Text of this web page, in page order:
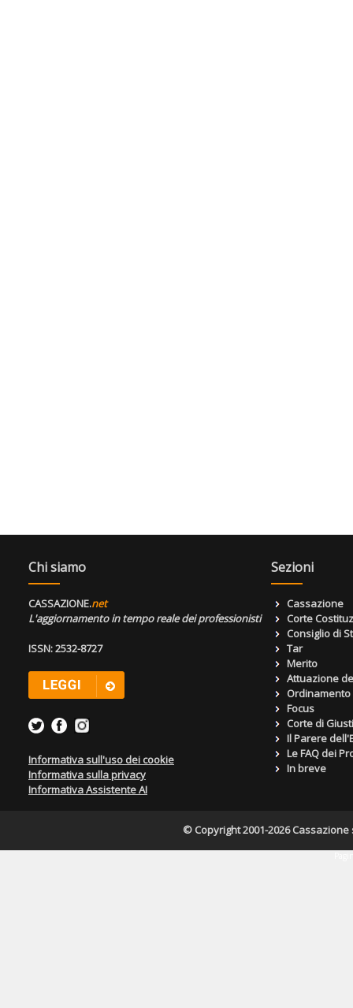
Chi siamo
CASSAZIONE.net
L'aggiornamento in tempo reale dei professionisti
ISSN: 2532-8727
Informativa sull'uso dei cookie
Informativa sulla privacy
Informativa Assistente AI
Sezioni
Cassazione
Corte
Consiglio di
Tar
Merito
Attuazione
Focus
Corte di
Il Parere
Le FAQ dei
In breve
© Copyright 2001-2026 Cassazione